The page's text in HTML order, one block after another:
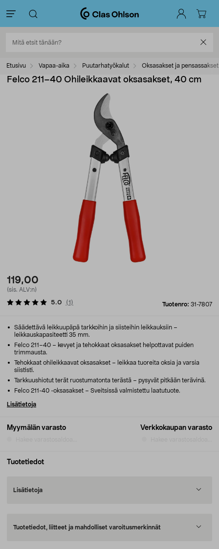
Etusivu Vapaa-aika Puutarhatyökalut Oksasakset ja pensassakset
Felco 211–40 Ohileikkaavat oksasakset, 40 cm
119,00
(sis. ALV:n)
Tuotenro: 31-7807
5.0 (1 )
Myymälän varasto Verkkokaupan varasto
Säädettävä leikkuupäpä tarkkoihin ja siisteihin leikkauksiin –
leikkauskapasiteetti 35 mm.
Felco 211–40 – kevyet ja tehokkaat oksasakset helpottavat puiden
trimmausta.
Tehokkaat ohileikkaavat oksasakset – leikkaa tuoreita oksia ja varsia
siististi.
Tarkkuushiotut terät ruostumatonta terästä – pysyvät pitkään terävinä.
Felco 211-40 -oksasakset – Sveitsissä valmistettu laatutuote.
Lisätietoja
Tuotetiedot
Lisätietoja
Tuotetiedot, liitteet ja mahdolliset varoitusmerkinnät